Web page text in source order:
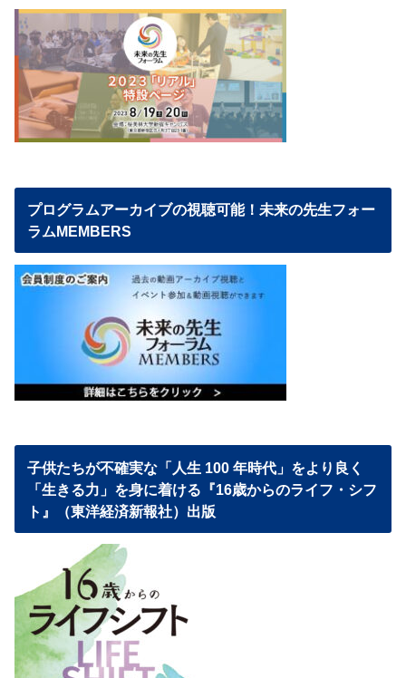
プログラムアーカイブの視聴可能！未来の先生フォー
ラムMEMBERS
子供たちが不確実な「人生 100 年時代」をより良く
「生きる力」を身に着ける『16歳からのライフ・シフ
ト』（東洋経済新報社）出版